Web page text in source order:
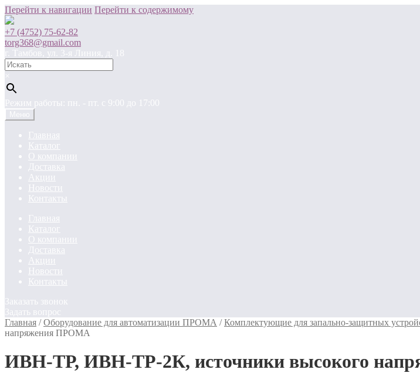
Перейти к навигации Перейти к содержимому
+7 (4752) 75-62-82
torg368@gmail.com
г. Тамбов, ул. 3-я Линия, д. 18
×
Режим работы: пн. - пт. c 9:00 до 17:00
Меню
Главная
Каталог
О компании
Доставка
Акции
Новости
Контакты
Главная
Каталог
О компании
Доставка
Акции
Новости
Контакты
Заказать звонок
Задать вопрос
Главная /Оборудование для автоматизации ПРОМА /Комплектующие для запально-защитных
напряжения ПРОМА
ИВН-ТР, ИВН-ТР-2К, источники высокого